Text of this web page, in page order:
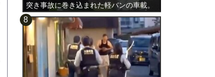
突き事故に巻き込まれた軽バンの車載。